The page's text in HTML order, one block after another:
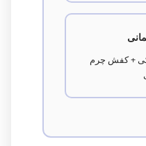
+ کفش چرم